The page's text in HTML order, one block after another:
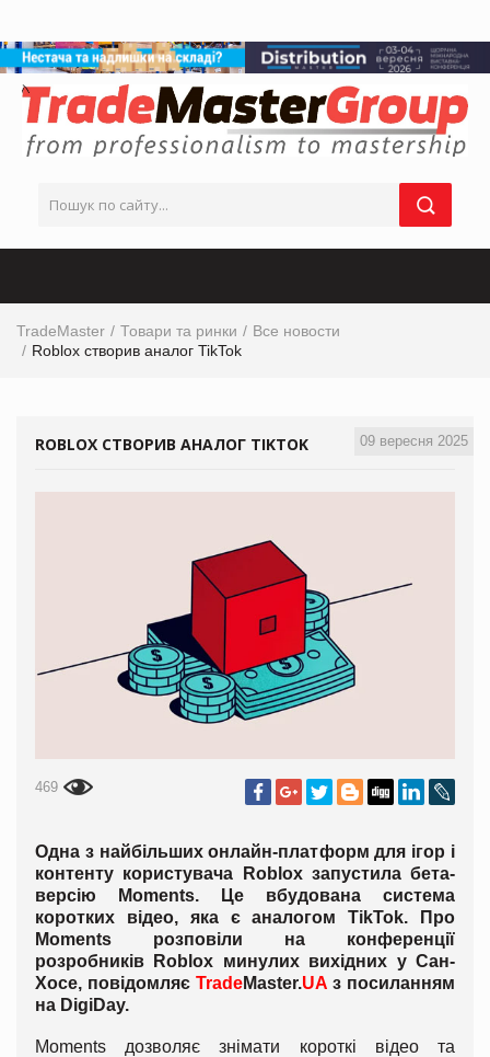
TradeMaster Товари та ринки
Все новости
Roblox створив аналог TikTok
09 вересня 2025
ROBLOX СТВОРИВ АНАЛОГ TIKTOK
469
Одна з найбільших онлайн-платформ для ігор і
контенту користувача Roblox запустила бета-
версію Moments. Це вбудована система
коротких відео, яка є аналогом TikTok. Про
Moments розповіли на конференції
розробників Roblox минулих вихідних у Сан-
Хосе, повідомляє TradeMaster.UA з посиланням
на DigiDay.
Moments дозволяє знімати короткі відео та